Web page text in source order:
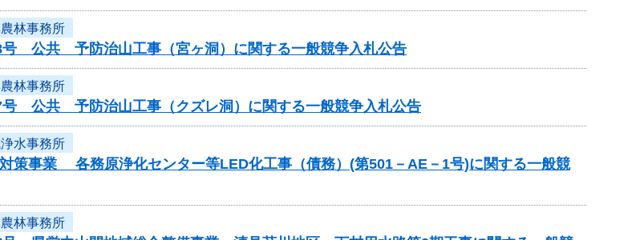
林事務所
号 公共 予防治山工事（宮ヶ洞）に関する一般競争入札公告
林事務所
号 公共 予防治山工事（クズレ洞）に関する一般競争入札公告
水事務所
策事業 各務原浄化センター等LED化工事（債務）(第501－AE－1号)に関する一般競
林事務所